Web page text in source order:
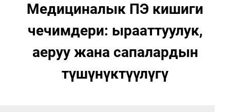
Медициналык ПЭ кишиги
чечимдери: ырааттуулук,
аеруу жана сапалардын
түшүнүктүүлүгү